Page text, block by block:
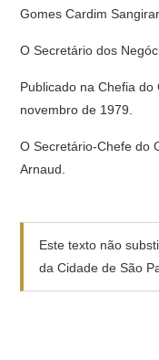
Gomes Cardim
O Secretário dos
Publicado na Chefia
novembro de 1979.
O Secretário-Chefe do
Arnaud.
Este texto não
da Cidade de São